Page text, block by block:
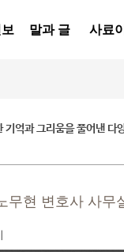
말과 글 사료
기억과 그리움을 풀어낸 다
무현 변호사 사무